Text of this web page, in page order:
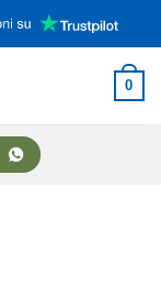
0